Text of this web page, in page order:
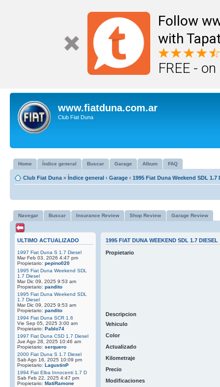
Follow
with
FREE -
www.fiatduna.com.ar
Club Fiat Duna
Home Índice general Buscar Garage Album FAQ
Club Fiat Duna » Índice general ‹ Garage ‹ 1995 Fiat Duna Weekend SDL 1.7
Navegar Buscar Insurance Review Shop Review Garage Review
ULTIMO ACTUALIZADO
1997 Fiat Duna S 1.7 Diesel
Mar Feb 03, 2026 4:47 pm
Propietario: pepino020
1995 Fiat Duna Weekend SDL
1.7 Diesel
Mar Dic 09, 2025 9:53 am
Propietario: pandito
1995 Fiat Duna Weekend SDL
1.7 Diesel
Mar Dic 09, 2025 9:53 am
Propietario: pandito
1994 Fiat Duna SCR 1.6
Vie Sep 05, 2025 3:00 am
Propietario: Pablo74
1997 Fiat Duna CSD 1.7 Diesel
Jue Ago 28, 2025 10:46 am
Propietario: serquero
2000 Fiat Duna S 1.7 Diesel
Sab Ago 16, 2025 10:09 pm
Propietario: LagustinP
1994 Fiat Elba Innocenti 1.7 D
Sab Feb 22, 2025 4:47 pm
Propietario: MatiRamone
1995 FIAT DUNA WEEKEND SDL 1.7 DIESEL
Propietario
Descripcion
Vehiculo
Color
Actualizado
Kilometraje
Precio
Modificaciones